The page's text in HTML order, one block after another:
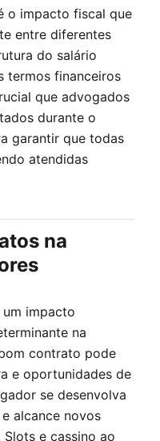
o impacto fiscal que
entre diferentes
do salário
termos financeiros
que advogados
durante o
garantir que todas
atendidas
na
impacto
na
contrato pode
e oportunidades de
se desenvolva
alcance novos
Slots e cassino ao